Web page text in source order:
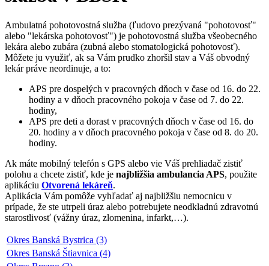
Ambulatná pohotovostná služba (ľudovo prezývaná "pohotovosť"
alebo "lekárska pohotovosť") je pohotovostná služba všeobecného
lekára alebo zubára (zubná alebo stomatologická pohotovosť).
Môžete ju využiť, ak sa Vám prudko zhoršil stav a Váš obvodný
lekár práve neordinuje, a to:
APS pre dospelých v pracovných dňoch v čase od 16. do 22.
hodiny a v dňoch pracovného pokoja v čase od 7. do 22.
hodiny,
APS pre deti a dorast v pracovných dňoch v čase od 16. do
20. hodiny a v dňoch pracovného pokoja v čase od 8. do 20.
hodiny.
Ak máte mobilný telefón s GPS alebo vie Váš prehliadač zistiť
polohu a chcete zistiť, kde je najbližšia ambulancia APS, použite
aplikáciu Otvorená lekáreň.
Aplikácia Vám pomôže vyhľadať aj najbližšiu nemocnicu v
prípade, že ste utrpeli úraz alebo potrebujete neodkladnú zdravotnú
starostlivosť (vážny úraz, zlomenina, infarkt,…).
Okres Banská Bystrica (3)
Okres Banská Štiavnica (4)